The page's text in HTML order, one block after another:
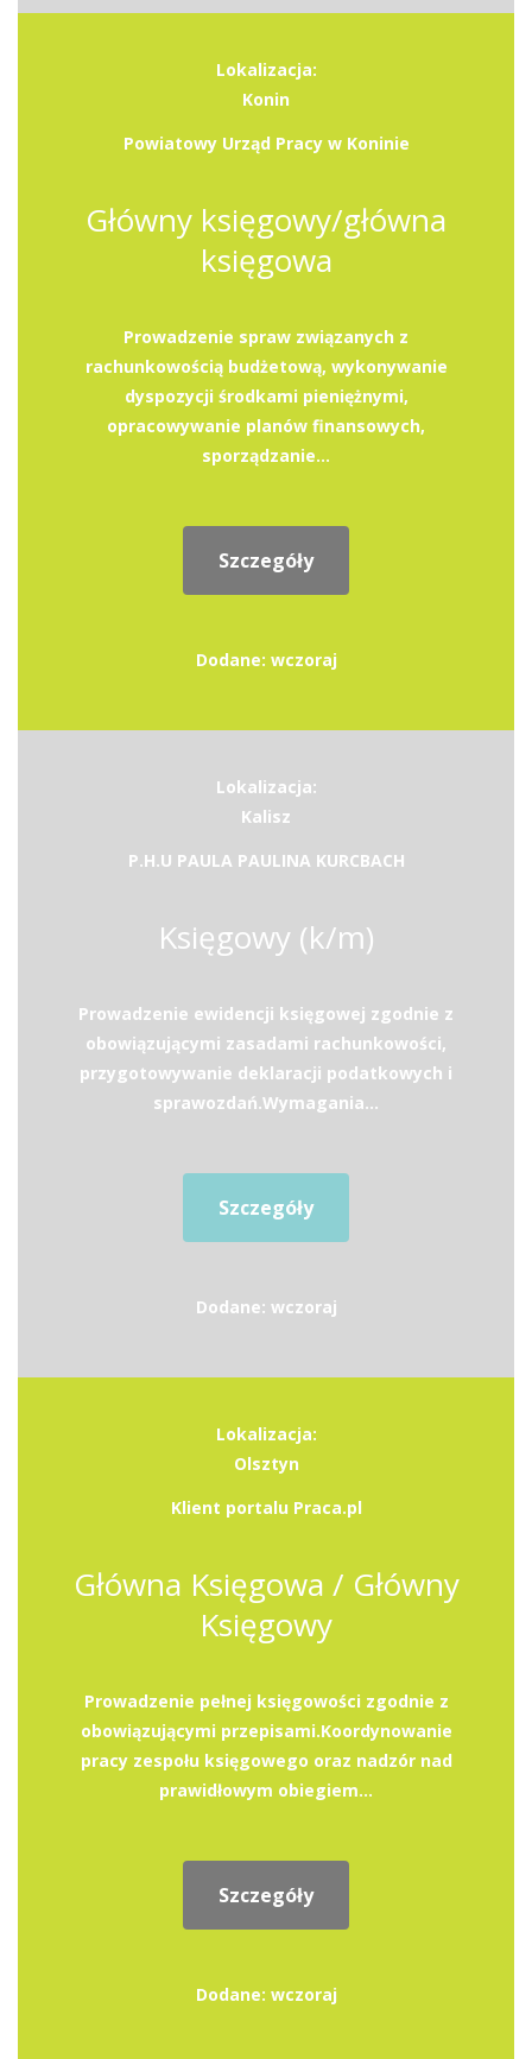
Lokalizacja:
Konin
Powiatowy Urząd Pracy w Koninie
Główny księgowy/główna
księgowa
Prowadzenie spraw związanych z
rachunkowością budżetową, wykonywanie
dyspozycji środkami pieniężnymi,
opracowywanie planów finansowych,
sporządzanie...
Szczegóły
Dodane: wczoraj
Lokalizacja:
Kalisz
P.H.U PAULA PAULINA KURCBACH
Księgowy (k/m)
Prowadzenie ewidencji księgowej zgodnie z
obowiązującymi zasadami rachunkowości,
przygotowywanie deklaracji podatkowych i
sprawozdań.Wymagania...
Szczegóły
Dodane: wczoraj
Lokalizacja:
Olsztyn
Klient portalu Praca.pl
Główna Księgowa / Główny
Księgowy
Prowadzenie pełnej księgowości zgodnie z
obowiązującymi przepisami.Koordynowanie
pracy zespołu księgowego oraz nadzór nad
prawidłowym obiegiem...
Szczegóły
Dodane: wczoraj